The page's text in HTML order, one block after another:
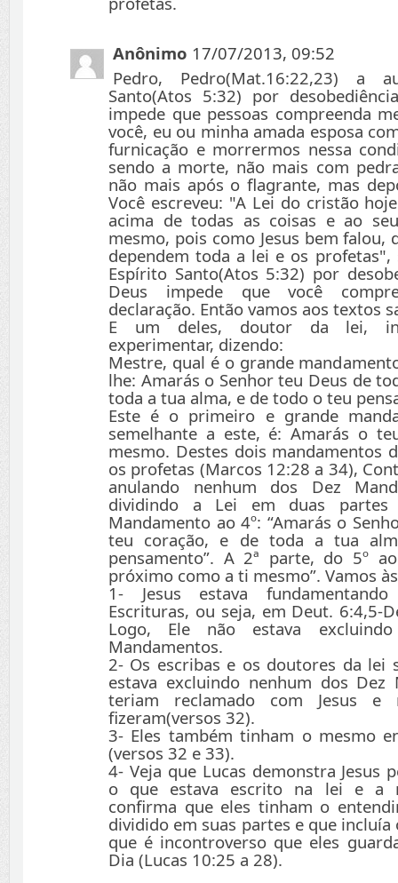
Anônimo 17/07/2013, 09:52
Pedro, Pedro(Mat.16:22,23) a
Santo(Atos 5:32) por
impede que pessoas compreenda
você, eu ou minha amada esposa
furnicação e morrermos nessa
sendo a morte, não mais com
não mais após o flagrante, mas
Você escreveu: "A Lei do cristão
acima de todas as coisas e ao
mesmo, pois como Jesus bem falou,
dependem toda a lei e os profetas",
Espírito Santo(Atos 5:32) por
Deus impede que você
declaração. Então vamos aos textos
E um deles, doutor da lei,
experimentar, dizendo:
Mestre, qual é o grande
lhe: Amarás o Senhor teu Deus de
toda a tua alma, e de todo o teu
Este é o primeiro e grande
semelhante a este, é: Amarás o
mesmo. Destes dois mandamentos
os profetas (Marcos 12:28 a 34),
anulando nenhum dos Dez
dividindo a Lei em duas
Mandamento ao 4º: “Amarás o
teu coração, e de toda a tua
pensamento”. A 2ª parte, do 5º
próximo como a ti mesmo”. Vamos
1- Jesus estava
Escrituras, ou seja, em Deut. 6:4,5-
Logo, Ele não estava
Mandamentos.
2- Os escribas e os doutores da lei
estava excluindo nenhum dos Dez
teriam reclamado com Jesus e
fizeram(versos 32).
3- Eles também tinham o mesmo
(versos 32 e 33).
4- Veja que Lucas demonstra Jesus
o que estava escrito na lei e a
confirma que eles tinham o
dividido em suas partes e que incluía
que é incontroverso que eles
Dia (Lucas 10:25 a 28).